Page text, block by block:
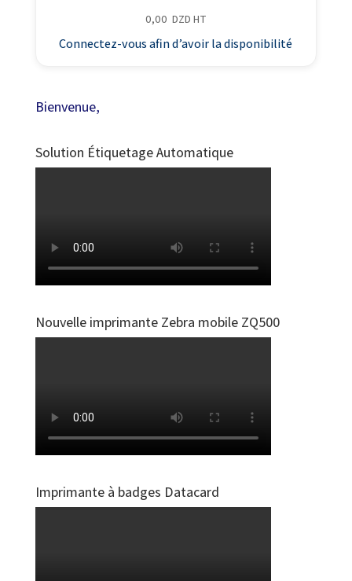
0,00 DZD HT
Connectez-vous afin d’avoir la disponibilité
Bienvenue,
Solution Étiquetage Automatique
Nouvelle imprimante Zebra mobile ZQ500
Imprimante à badges Datacard